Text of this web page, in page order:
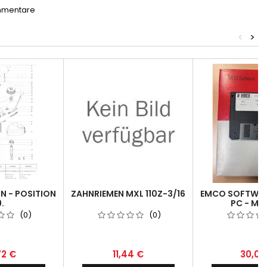
>
<
- POSITION
(0)
€
ZAHNRIEMEN MXL 110Z-3/16
(0)
11,44 €
EMCO
PC - MS